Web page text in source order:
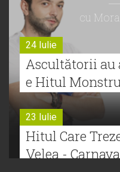
cu
24 Iulie
Ascultătorii au
e Hitul
23 Iulie
Hitul Care
Velea -